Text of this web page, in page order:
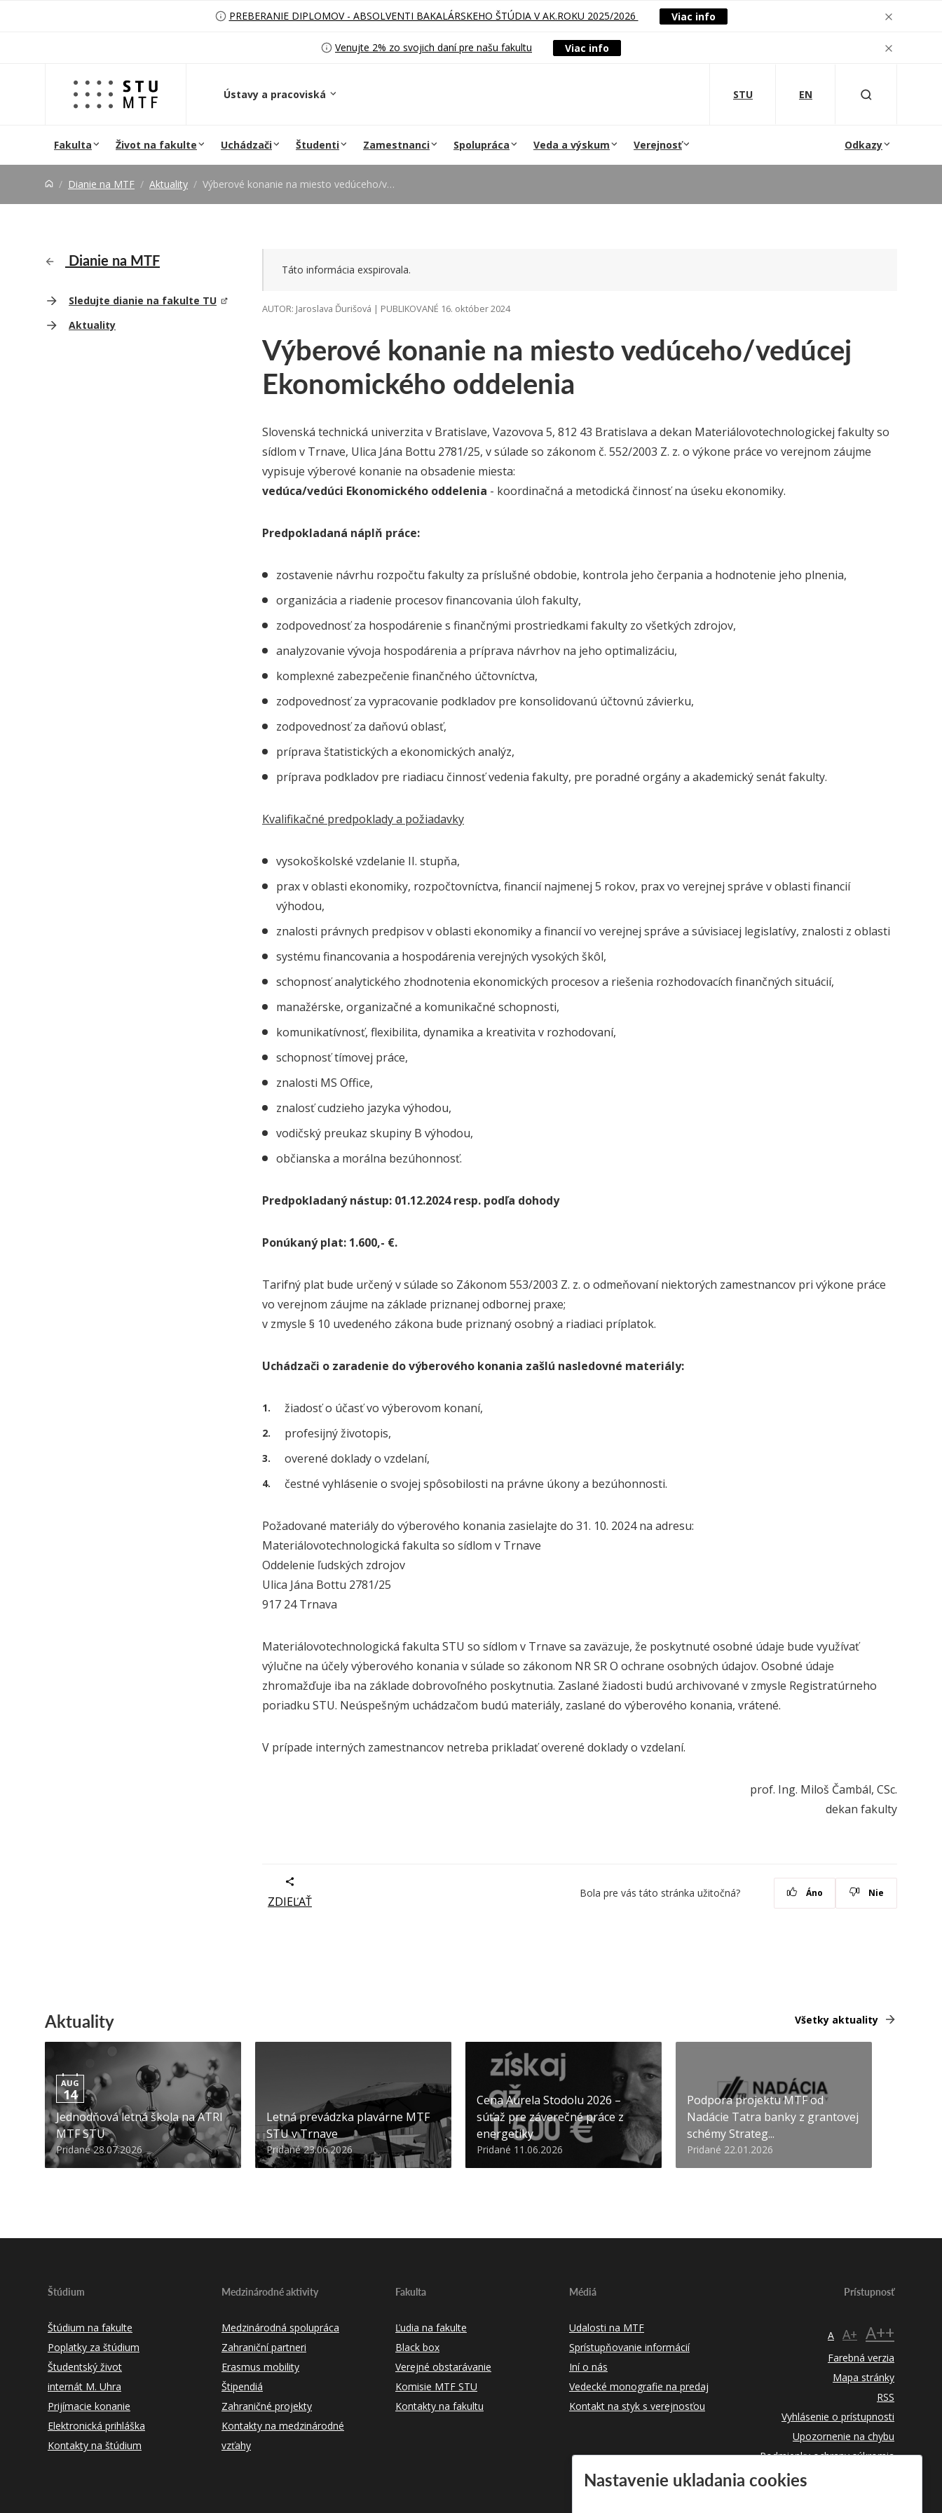
PREBERANIE DIPLOMOV - ABSOLVENTI BAKALÁRSKEHO ŠTÚDIA V AK.ROKU 2025/2026 Viac info
Venujte 2% zo svojich daní pre našu fakultu Viac info
Ústavy a pracoviská STU EN
Fakulta Život na fakulte Uchádzači Študenti Zamestnanci Spolupráca Veda a výskum Verejnosť Odkazy
Dianie na MTF Aktuality Výberové konanie na miesto vedúceho/vedúcej Ekonomického oddelenia
Dianie na MTF
Sledujte dianie na fakulte TU
Aktuality
Výberové konanie na miesto vedúceho/vedúcej
Ekonomického oddelenia
Táto informácia exspirovala.
AUTOR: Jaroslava Ďurišová | PUBLIKOVANÉ 16. október 2024
Slovenská technická univerzita v Bratislave, Vazovova 5, 812 43 Bratislava a dekan Materiálovotechnologickej fakulty so
sídlom v Trnave, Ulica Jána Bottu 2781/25, v súlade so zákonom č. 552/2003 Z. z. o výkone práce vo verejnom záujme
vypisuje výberové konanie na obsadenie miesta:
vedúca/vedúci Ekonomického oddelenia - koordinačná a metodická činnosť na úseku ekonomiky.
Predpokladaná náplň práce:
zostavenie návrhu rozpočtu fakulty za príslušné obdobie, kontrola jeho čerpania a hodnotenie jeho plnenia,
organizácia a riadenie procesov financovania úloh fakulty,
zodpovednosť za hospodárenie s finančnými prostriedkami fakulty zo všetkých zdrojov,
analyzovanie vývoja hospodárenia a príprava návrhov na jeho optimalizáciu,
komplexné zabezpečenie finančného účtovníctva,
zodpovednosť za vypracovanie podkladov pre konsolidovanú účtovnú závierku,
zodpovednosť za daňovú oblasť,
príprava štatistických a ekonomických analýz,
príprava podkladov pre riadiacu činnosť vedenia fakulty, pre poradné orgány a akademický senát fakulty.
Kvalifikačné predpoklady a požiadavky
vysokoškolské vzdelanie II. stupňa,
prax v oblasti ekonomiky, rozpočtovníctva, financií najmenej 5 rokov, prax vo verejnej správe v oblasti financií
výhodou,
znalosti právnych predpisov v oblasti ekonomiky a financií vo verejnej správe a súvisiacej legislatívy, znalosti z oblasti
systému financovania a hospodárenia verejných vysokých škôl,
schopnosť analytického zhodnotenia ekonomických procesov a riešenia rozhodovacích finančných situácií,
manažérske, organizačné a komunikačné schopnosti,
komunikatívnosť, flexibilita, dynamika a kreativita v rozhodovaní,
schopnosť tímovej práce,
znalosti MS Office,
znalosť cudzieho jazyka výhodou,
vodičský preukaz skupiny B výhodou,
občianska a morálna bezúhonnosť.
Predpokladaný nástup: 01.12.2024 resp. podľa dohody
Ponúkaný plat: 1.600,- €.
Tarifný plat bude určený v súlade so Zákonom 553/2003 Z. z. o odmeňovaní niektorých zamestnancov pri výkone práce
vo verejnom záujme na základe priznanej odbornej praxe;
v zmysle § 10 uvedeného zákona bude priznaný osobný a riadiaci príplatok.
Uchádzači o zaradenie do výberového konania zašlú nasledovné materiály:
žiadosť o účasť vo výberovom konaní,
profesijný životopis,
overené doklady o vzdelaní,
čestné vyhlásenie o svojej spôsobilosti na právne úkony a bezúhonnosti.
Požadované materiály do výberového konania zasielajte do 31. 10. 2024 na adresu:
Materiálovotechnologická fakulta so sídlom v Trnave
Oddelenie ľudských zdrojov
Ulica Jána Bottu 2781/25
917 24 Trnava
Materiálovotechnologická fakulta STU so sídlom v Trnave sa zaväzuje, že poskytnuté osobné údaje bude využívať
výlučne na účely výberového konania v súlade so zákonom NR SR O ochrane osobných údajov. Osobné údaje
zhromažďuje iba na základe dobrovoľného poskytnutia. Zaslané žiadosti budú archivované v zmysle Registratúrneho
poriadku STU. Neúspešným uchádzačom budú materiály, zaslané do výberového konania, vrátené.
V prípade interných zamestnancov netreba prikladať overené doklady o vzdelaní.
prof. Ing. Miloš Čambál, CSc.
dekan fakulty
ZDIEĽAŤ
Bola pre vás táto stránka užitočná? Áno Nie
Aktuality Všetky aktuality
AUG
14
Jednodňová letná škola na ATRI
MTF STU
Pridané 28.07.2026
Letná prevádzka plavárne MTF
STU v Trnave
Pridané 23.06.2026
Cena Aurela Stodolu 2026 –
súťaž pre záverečné práce z
energetiky
Pridané 11.06.2026
Podpora projektu MTF od
Nadácie Tatra banky z grantovej
schémy Strateg...
Pridané 22.01.2026
Štúdium
Štúdium na fakulte
Poplatky za štúdium
Študentský život
internát M. Uhra
Prijímacie konanie
Elektronická prihláška
Kontakty na štúdium
Medzinárodné aktivity
Medzinárodná spolupráca
Zahraniční partneri
Erasmus mobility
Štipendiá
Zahraničné projekty
Kontakty na medzinárodné
vzťahy
Fakulta
Ľudia na fakulte
Black box
Verejné obstarávanie
Komisie MTF STU
Kontakty na fakultu
Médiá
Udalosti na MTF
Sprístupňovanie informácií
Iní o nás
Vedecké monografie na predaj
Kontakt na styk s verejnosťou
Prístupnosť
A A+ A++
Farebná verzia
Mapa stránky
RSS
Vyhlásenie o prístupnosti
Upozornenie na chybu
Podmienky ochrany súkromia
Nastavenie ukladania cookies